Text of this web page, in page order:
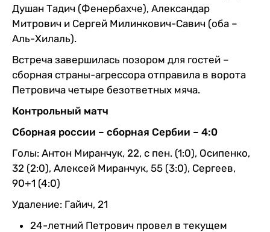
Душан Тадич (Фенербахче), Александар
Митрович и Сергей Милинкович-Савич (оба –
Аль-Хилаль).
Встреча завершилась позором для гостей –
сборная страны-агрессора отправила в ворота
Петровича четыре безответных мяча.
Контрольный матч
Сборная россии – сборная Сербии – 4:0
Голы: Антон Миранчук, 22, с пен. (1:0), Осипенко,
32 (2:0), Алексей Миранчук, 55 (3:0), Сергеев,
90+1 (4:0)
Удаление: Гайич, 21
24-летний Петрович провел в текущем